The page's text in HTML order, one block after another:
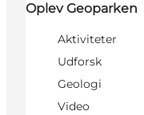
Oplev Geoparken
Aktiviteter
Udforsk
Geologi
Video